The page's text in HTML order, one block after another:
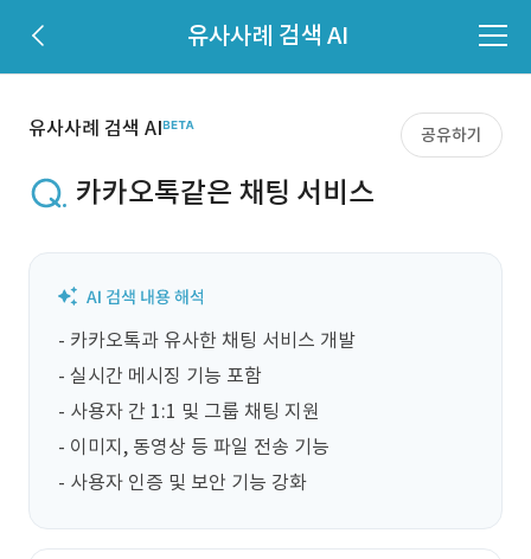
유사사례 검색 AI
유사사례 검색 AI 공유하기
카카오톡같은 채팅 서비스
- 카카오톡과 유사한 채팅 서비스 개발
- 실시간 메시징 기능 포함
- 사용자 간 1:1 및 그룹 채팅 지원
- 이미지, 동영상 등 파일 전송 기능
- 사용자 인증 및 보안 기능 강화